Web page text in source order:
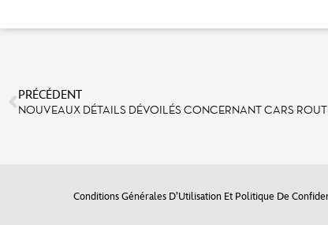
PRÉCÉDENT
NOUVEAUX DÉTAILS DÉVOILÉS CONCERNANT CARS
Conditions Générales D’Utilisation Et Politique De